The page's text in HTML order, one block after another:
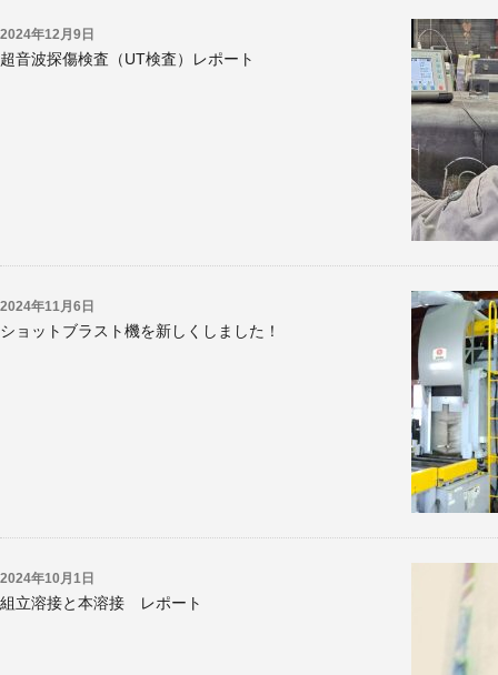
2024年12月9日
超音波探傷検査（UT検査）レポート
2024年11月6日
ショットブラスト機を新しくしました！
2024年10月1日
組立溶接と本溶接 レポート